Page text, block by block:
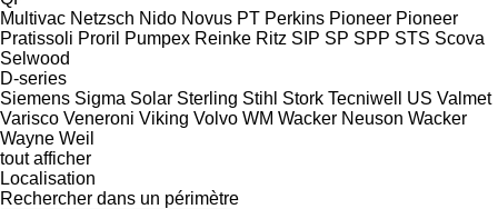
Multivac Netzsch Nido Novus PT Perkins Pioneer Pioneer
Pratissoli Proril Pumpex Reinke Ritz SIP SP SPP STS Scova
Selwood
D-series
Siemens Sigma Solar Sterling Stihl Stork Tecniwell US Valmet
Varisco Veneroni Viking Volvo WM Wacker Neuson Wacker
Wayne Weil
tout afficher
Localisation
Rechercher dans un périmètre